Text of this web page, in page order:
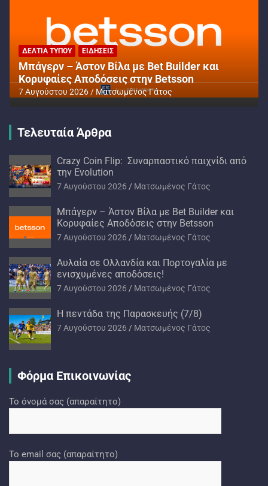
ΔΕΛΤΊΑ ΤΎΠΟΥ ΕΙΔΉΣΕΙΣ
Μπάγερν – Άστον Βίλα με Bet Builder και
Κορυφαίες Αποδόσεις στην Betsson
7 Αυγούστου 2026 Ματσωμένος Γάτος
Τελευταία Άρθρα
Crazy Coin Flip: Συναρπαστικό παιχνίδι από
την Evolution
7 Αυγούστου 2026 Ματσωμένος Γάτος
Μπάγερν – Άστον Βίλα με Bet Builder και
Κορυφαίες Αποδόσεις στην Betsson
7 Αυγούστου 2026 Ματσωμένος Γάτος
Αυλαία σε Ολλανδία και Πορτογαλία με
ενισχυμένες αποδόσεις!
7 Αυγούστου 2026 Ματσωμένος Γάτος
H πεντάδα της Παρασκευής (7/8)
7 Αυγούστου 2026 Ματσωμένος Γάτος
Φόρμα Επικοινωνίας
Το όνομά σας (απαραίτητο)
Το email σας (απαραίτητο)